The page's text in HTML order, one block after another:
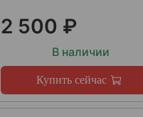
2 500 ₽
В наличии
Купить сейчас